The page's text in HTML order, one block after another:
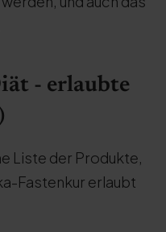
- erlaubte
Liste der Produkte,
Fastenkur erlaubt